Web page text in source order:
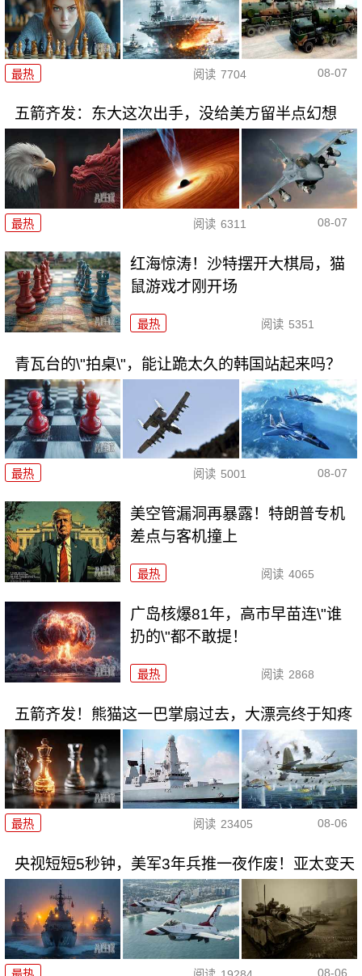
最热 阅读 7704 08-07
五箭齐发：东大这次出手，没给美方留半点幻想
最热 阅读 6311 08-07
红海惊涛！沙特摆开大棋局，猫
鼠游戏才刚开场
最热 阅读 5351
青瓦台的\"拍桌\"，能让跪太久的韩国站起来吗？
最热 阅读 5001 08-07
美空管漏洞再暴露！特朗普专机
差点与客机撞上
最热 阅读 4065
广岛核爆81年，高市早苗连\"谁
扔的\"都不敢提！
最热 阅读 2868
五箭齐发！熊猫这一巴掌扇过去，大漂亮终于知疼
最热 阅读 23405 08-06
央视短短5秒钟，美军3年兵推一夜作废！亚太变天
08-06